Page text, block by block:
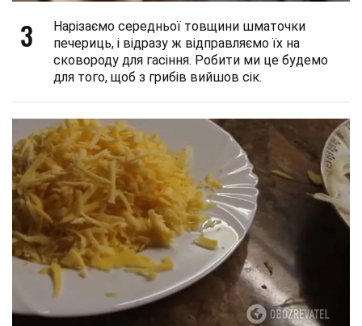
3
Нарізаємо середньої товщини шматочки
печериць, і відразу ж відправляємо їх на
сковороду для гасіння. Робити ми це будемо
для того, щоб з грибів вийшов сік.